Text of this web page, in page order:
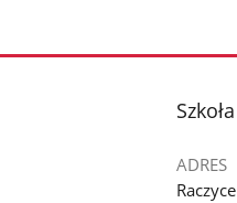
stopka
ADRES